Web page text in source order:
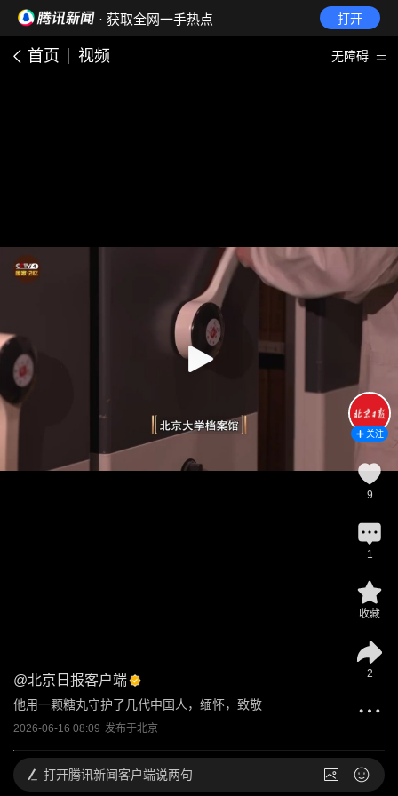
· 获取全网一手热点 打开
首页 视频 无障碍
@北京日报客户端
他用一颗糖丸守护了几代中国人，缅怀，致敬
2026-06-16 08:09 发布于北京
关注
9
1
收藏
2
打开腾讯新闻客户端说两句